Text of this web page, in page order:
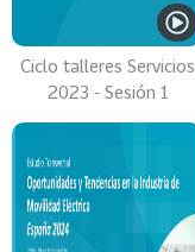
Ciclo talleres Servicios
2023 - Sesión 1